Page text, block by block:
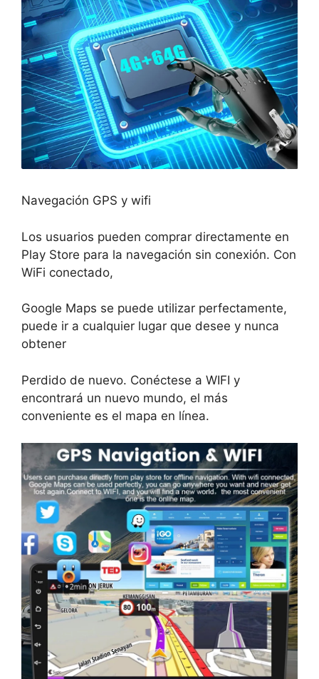
Navegación GPS y wifi
Los usuarios pueden comprar directamente en
Play Store para la navegación sin conexión. Con
WiFi conectado,
Google Maps se puede utilizar perfectamente,
puede ir a cualquier lugar que desee y nunca
obtener
Perdido de nuevo. Conéctese a WIFI y
encontrará un nuevo mundo, el más
conveniente es el mapa en línea.